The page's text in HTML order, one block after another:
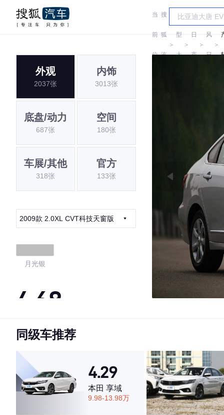
当
前
位
搜
狐
汽
＞
车
型
大
＞
日
产
＞
东
风
日
＞
外观
2037张
内饰
3013张
底盘/动力
687张
空间
180张
车展/其他
318张
官方
133张
2009款 2.0XL CVT科技天窗版
月光银
4.68
·外观表现一般，低于53%同级车
·空间表现较为优秀，优于79%同级车
同级车推荐
4.29
本田 享域
9.98-13.98万